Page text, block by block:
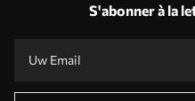
S'abonner à la